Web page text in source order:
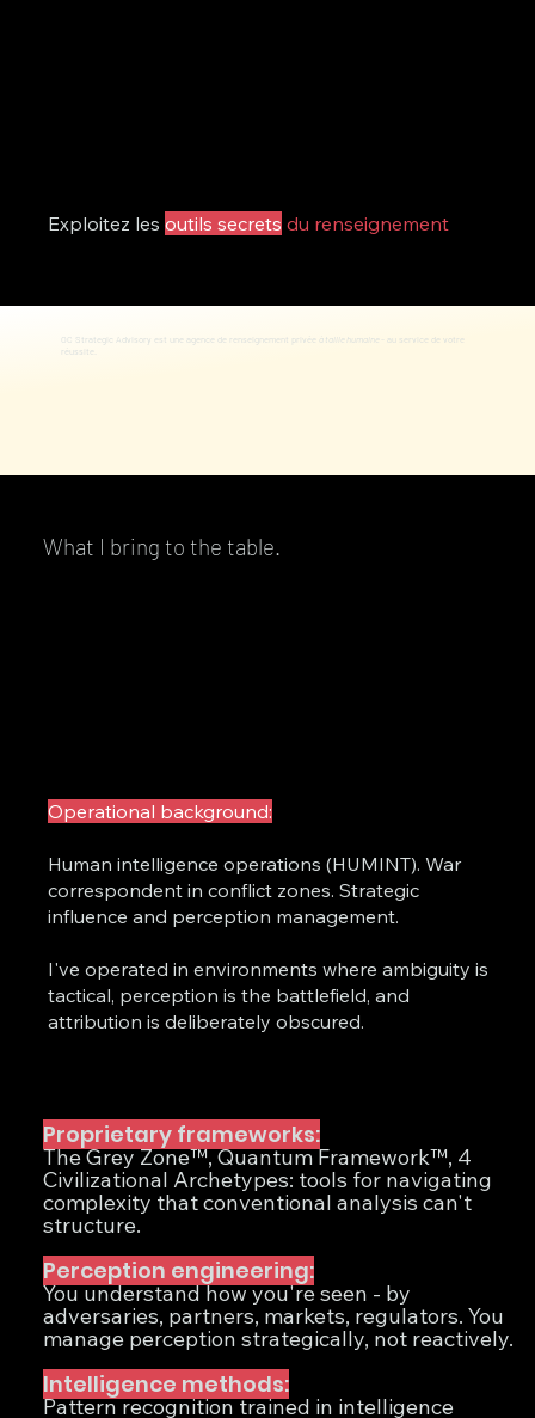
Exploitez les outils secrets du renseignement
OC Strategic Advisory est une agence de renseignement privée à taille humaine
- au service de votre
réussite.
What I bring to the table.
Operational background:
Human intelligence operations (HUMINT). War
correspondent in conflict zones. Strategic
influence and perception management.
I've operated in environments where ambiguity is
tactical, perception is the battlefield, and
attribution is deliberately obscured.
Proprietary frameworks:
The Grey Zone™, Quantum Framework™, 4
Civilizational Archetypes: tools for navigating
complexity that conventional analysis can't
structure.
Perception engineering:
You understand how you're seen - by
adversaries, partners, markets, regulators. You
manage perception strategically, not reactively.
Intelligence methods:
Pattern recognition trained in intelligence